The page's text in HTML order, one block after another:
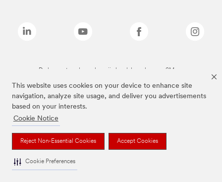
This website uses cookies on your device to enhance site
navigation, analyze site usage, and deliver you advertisements
based on your interests.
Cookie Notice
Reject Non-Essential Cookies Accept Cookies
Cookie Preferences
De bovenstaande merken zijn handelsmerken van 3M.we